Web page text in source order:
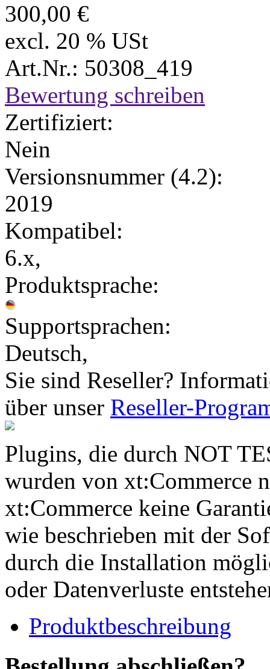
300,00 €
excl. 20 % USt
Art.Nr.: 50308_419
Bewertung schreiben
Zertifiziert:
Nein
Versionsnummer (4.2):
2019
Kompatibel:
6.x,
Produktsprache:
Supportsprachen:
Deutsch,
Sie sind Reseller?
über unser Reseller-
Plugins, die durch NOT
wurden von xt:Commerce
xt:Commerce keine
wie beschrieben mit der
durch die Installation
oder Datenverluste
Produktbeschreibung